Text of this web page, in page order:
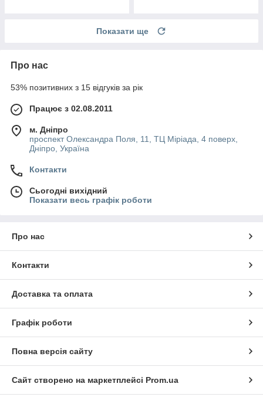
Показати ще
Про нас
53% позитивних з 15 відгуків за рік
Працює з 02.08.2011
м. Дніпро
проспект Олександра Поля, 11, ТЦ Міріада, 4 поверх,
Дніпро, Україна
Контакти
Сьогодні вихідний
Показати весь графік роботи
Про нас
Контакти
Доставка та оплата
Графік роботи
Повна версія сайту
Сайт створено на маркетплейсі Prom.ua